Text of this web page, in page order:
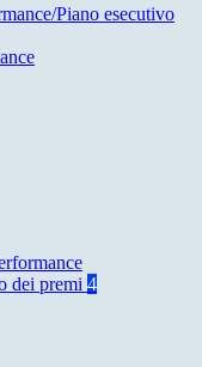
Piano esecutivo
dei premi 4